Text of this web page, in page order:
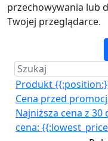
przechowywania lub
Twojej przeglądarce.
Produkt
Cena przed
Najniższa cena z
cena: